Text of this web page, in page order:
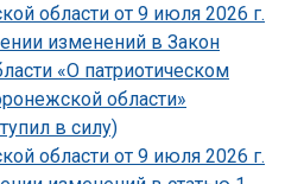
области от 9 июля 2026 г.
изменений в Закон
«О патриотическом
области»
в силу)
области от 9 июля 2026 г.